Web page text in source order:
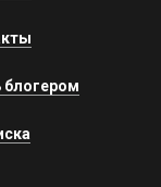
блогером